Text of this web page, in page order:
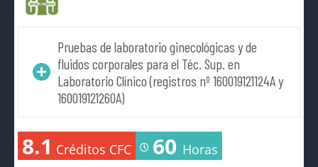
Pruebas de laboratorio ginecológicas y de
fluidos corporales para el Téc. Sup. en
Laboratorio Clínico (registros nº 160019121124A y
160019121260A)
8.1 Créditos CFC 60 Horas